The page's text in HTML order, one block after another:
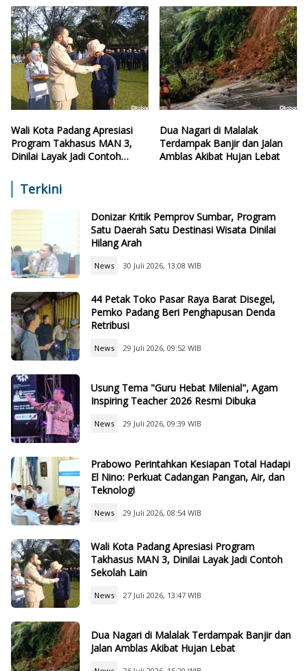
Wali Kota Padang Apresiasi
Program Takhasus MAN 3,
Dinilai Layak Jadi Contoh
Dua Nagari di Malalak
Terdampak Banjir dan Jalan
Amblas Akibat Hujan Lebat
Terkini
Donizar Kritik Pemprov Sumbar, Program
Satu Daerah Satu Destinasi Wisata Dinilai
Hilang Arah
News 30 Juli 2026, 13:08 WIB
44 Petak Toko Pasar Raya Barat Disegel,
Pemko Padang Beri Penghapusan Denda
Retribusi
News 29 Juli 2026, 09:52 WIB
Usung Tema "Guru Hebat Milenial", Agam
Inspiring Teacher 2026 Resmi Dibuka
News 29 Juli 2026, 09:39 WIB
Prabowo Perintahkan Kesiapan Total Hadapi
El Nino: Perkuat Cadangan Pangan, Air, dan
Teknologi
News 29 Juli 2026, 08:54 WIB
Wali Kota Padang Apresiasi Program
Takhasus MAN 3, Dinilai Layak Jadi Contoh
Sekolah Lain
News 27 Juli 2026, 13:47 WIB
Dua Nagari di Malalak Terdampak Banjir dan
Jalan Amblas Akibat Hujan Lebat